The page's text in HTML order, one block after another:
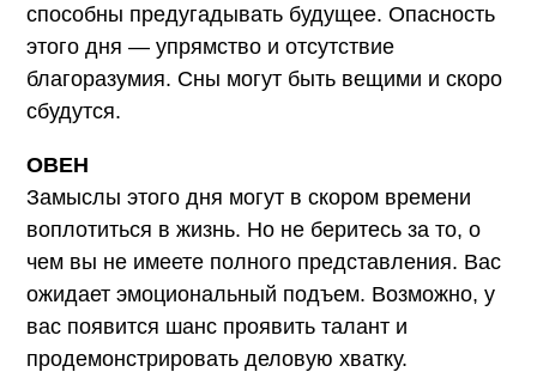
способны предугадывать будущее. Опасность
этого дня — упрямство и отсутствие
благоразумия. Сны могут быть вещими и скоро
сбудутся.
ОВЕН
Замыслы этого дня могут в скором времени
воплотиться в жизнь. Но не беритесь за то, о
чем вы не имеете полного представления. Вас
ожидает эмоциональный подъем. Возможно, у
вас появится шанс проявить талант и
продемонстрировать деловую хватку.